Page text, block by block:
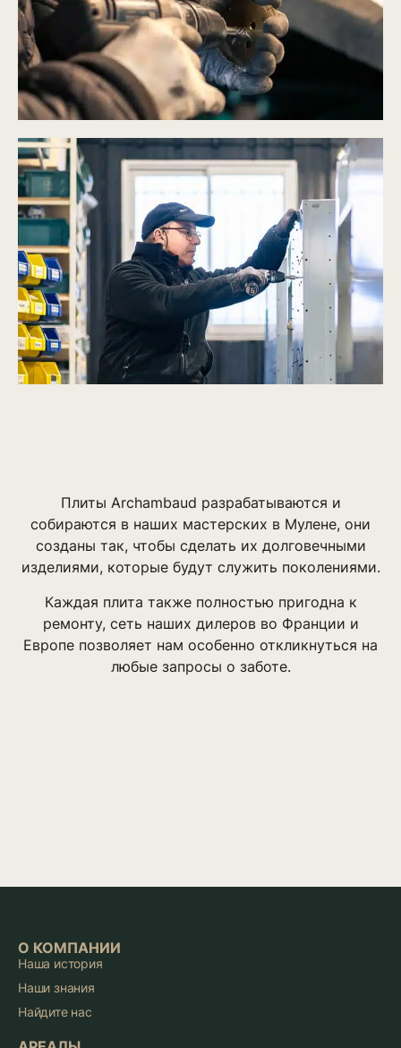
Плиты Archambaud разрабатываются и
собираются в наших мастерских в Мулене, они
созданы так, чтобы сделать их долговечными
изделиями, которые будут служить поколениями.
Каждая плита также полностью пригодна к
ремонту, сеть наших дилеров во Франции и
Европе позволяет нам особенно откликнуться на
любые запросы о заботе.
О КОМПАНИИ
Наша история
Наши знания
Найдите нас